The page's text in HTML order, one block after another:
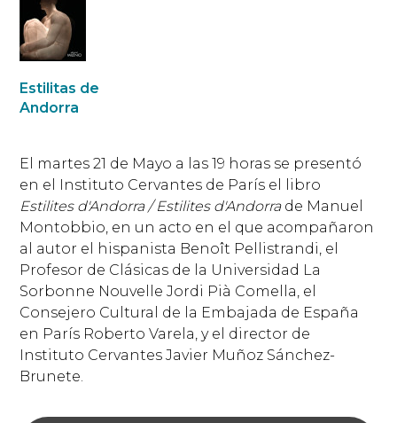
Estilitas de
Andorra
El martes 21 de Mayo a las 19 horas se presentó
en el Instituto Cervantes de París el libro
Estilites d'Andorra / Estilites d'Andorrade Manuel
Montobbio, en un acto en el que acompañaron
al autor el hispanista Benoît Pellistrandi, el
Profesor de Clásicas de la Universidad La
Sorbonne Nouvelle Jordi Pià Comella, el
Consejero Cultural de la Embajada de España
en París Roberto Varela, y el director de
Instituto Cervantes Javier Muñoz Sánchez-
Brunete.